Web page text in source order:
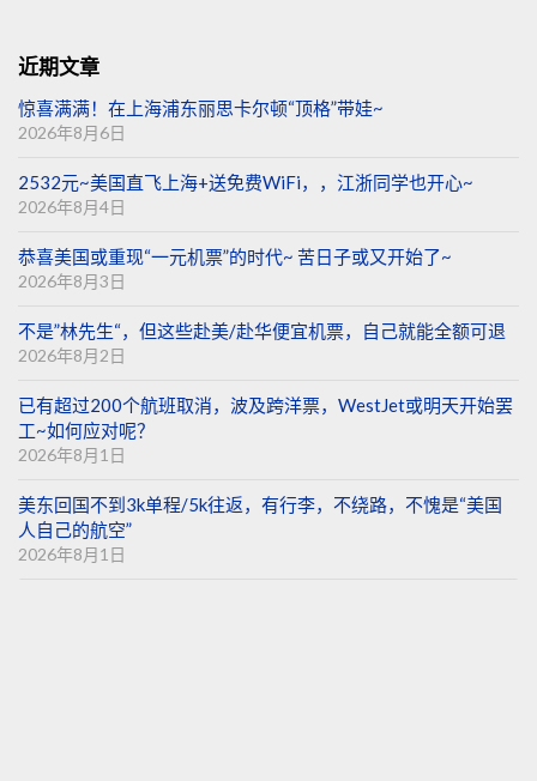
近期文章
惊喜满满！在上海浦东丽思卡尔顿“顶格”带娃~
2026年8月6日
2532元~美国直飞上海+送免费WiFi，，江浙同学也开心~
2026年8月4日
恭喜美国或重现“一元机票”的时代~ 苦日子或又开始了~
2026年8月3日
不是”林先生“，但这些赴美/赴华便宜机票，自己就能全额可退
2026年8月2日
已有超过200个航班取消，波及跨洋票，WestJet或明天开始罢
工~如何应对呢？
2026年8月1日
美东回国不到3k单程/5k往返，有行李，不绕路，不愧是“美国
人自己的航空”
2026年8月1日